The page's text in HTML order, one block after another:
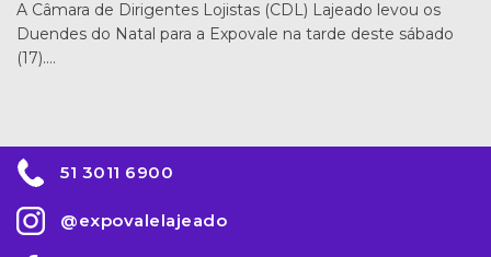
A Câmara de Dirigentes Lojistas (CDL) Lajeado levou os
Duendes do Natal para a Expovale na tarde deste sábado
(17).…
51 3011 6900
@expovalelajeado